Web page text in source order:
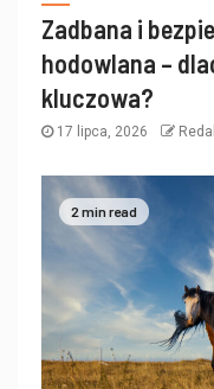
Zadbana i
hodowlana –
kluczowa?
17 lipca, 2026
2 min read